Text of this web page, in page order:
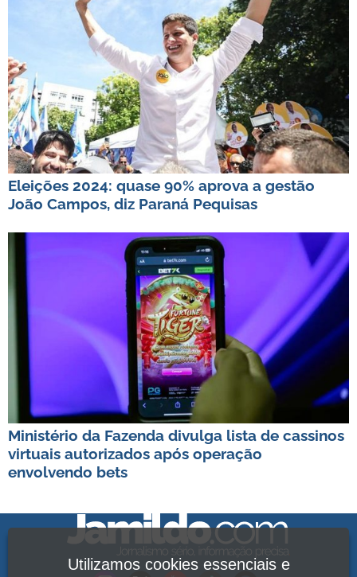
Eleições 2024: quase 90% aprova a gestão
João Campos, diz Paraná Pequisas
Ministério da Fazenda divulga lista de cassinos
virtuais autorizados após operação
envolvendo bets
Utilizamos cookies essenciais e